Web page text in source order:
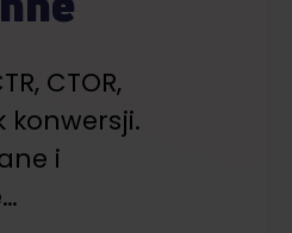
CTOR,
konwersji.
i